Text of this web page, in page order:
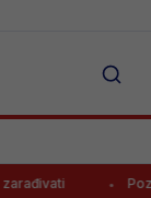
Poznato